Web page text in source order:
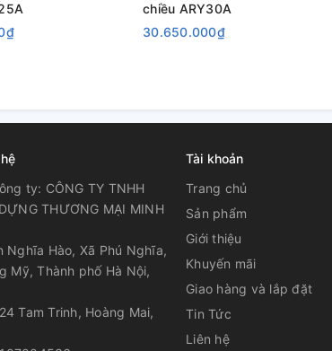
chiều ARY30A
30.650.000₫
ty: CÔNG TY TNHH
THƯƠNG MẠI MINH
Nghĩa Hào, Xã Phú Nghĩa,
Mỹ, Thành phố Hà Nội,
Tam Trinh, Hoàng Mai,
Tài khoản
Trang chủ
Sản phẩm
Giới thiệu
Khuyến mãi
Giao hàng và lắp đặt
Tin Tức
Liên hệ